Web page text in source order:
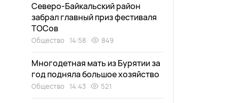
Северо-Байкальский район
забрал главный приз фестиваля
ТОСов
Общество 14:58 849
Многодетная мать из Бурятии за
год подняла большое хозяйство
Общество 14:43 521